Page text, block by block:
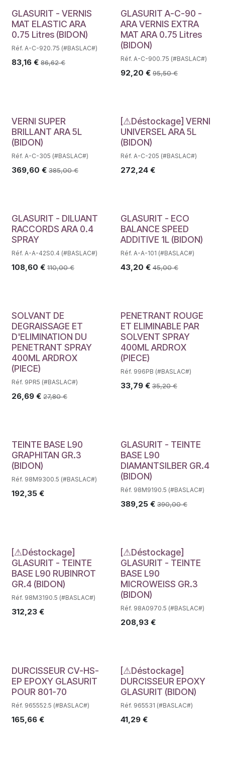
GLASURIT - VERNIS
MAT ELASTIC ARA
0.75 Litres (BIDON)
Réf. A-C-920.75 (#BASLAC#)
83,16 € 86,62€
GLASURIT A-C-90 -
ARA VERNIS EXTRA
MAT ARA 0.75 Litres
(BIDON)
Réf. A-C-900.75 (#BASLAC#)
92,20 € 95,50€
VERNI SUPER
BRILLANT ARA 5L
(BIDON)
Réf. A-C-305 (#BASLAC#)
369,60 € 385,00€
Déstockage
[⚠Déstockage] VERNI
UNIVERSEL ARA 5L
(BIDON)
Réf. A-C-205 (#BASLAC#)
272,24€
GLASURIT - DILUANT
RACCORDS ARA 0.4
SPRAY
Réf. A-A-42S0.4 (#BASLAC#)
108,60 € 110,00€
GLASURIT - ECO
BALANCE SPEED
ADDITIVE 1L (BIDON)
Réf. A-A-101 (#BASLAC#)
43,20 € 45,00€
SOLVANT DE
DEGRAISSAGE ET
D'ELIMINATION DU
PENETRANT SPRAY
400ML ARDROX
(PIECE)
Réf. 9PR5 (#BASLAC#)
26,69 € 27,80€
PENETRANT ROUGE
ET ELIMINABLE PAR
SOLVENT SPRAY
400ML ARDROX
(PIECE)
Réf. 996PB (#BASLAC#)
33,79€ 35,20€
Déstockage
TEINTE BASE L90
GRAPHITAN GR.3
(BIDON)
Réf. 98M9300.5 (#BASLAC#)
192,35 €
GLASURIT - TEINTE
BASE L90
DIAMANTSILBER GR.4
(BIDON)
Réf. 98M9190.5 (#BASLAC#)
389,25€ 390,00€
Déstockage
[⚠Déstockage]
GLASURIT - TEINTE
BASE L90 RUBINROT
GR.4 (BIDON)
Réf. 98M3190.5 (#BASLAC#)
312,23 €
Déstockage
[⚠Déstockage]
GLASURIT - TEINTE
BASE L90
MICROWEISS GR.3
(BIDON)
Réf. 98A0970.5 (#BASLAC#)
208,93€
Déstockage
DURCISSEUR CV-HS-
EP EPOXY GLASURIT
POUR 801-70
Réf. 965552.5 (#BASLAC#)
165,66 €
Déstockage
[⚠Déstockage]
DURCISSEUR EPOXY
GLASURIT (BIDON)
Réf. 965531 (#BASLAC#)
41,29€